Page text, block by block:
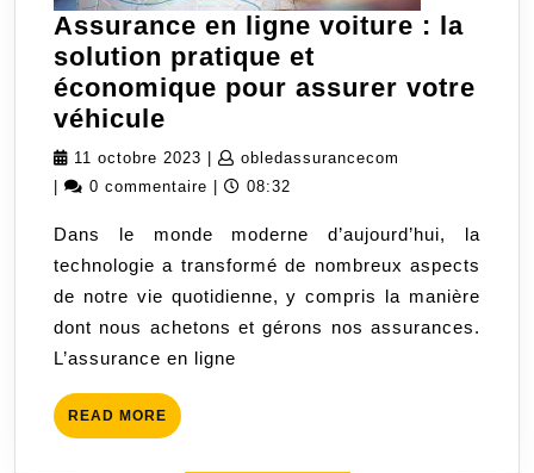
Assurance en ligne voiture : la
solution pratique et
économique pour assurer votre
véhicule
en
ligne
:
la
solution
pratique
et
économique
pour
11 octobre 2023 11
octobre
obledassurancecom
0 commentaire 08:32
Dans le monde moderne d’aujourd’hui, la
technologie a transformé de nombreux aspects
de notre vie quotidienne, y compris la manière
dont nous achetons et gérons nos assurances.
L’assurance en ligne
READ MORE READ
MORE